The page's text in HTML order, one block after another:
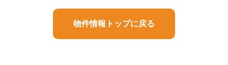
（ハ）弊社のサービス内容をお知らせするため
（ニ）サービス内容を向上させる目的で事例分析
物件情報トップに戻る